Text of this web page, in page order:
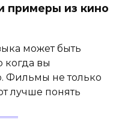
примеры из кино
может быть
когда вы
Фильмы не только
лучше понять